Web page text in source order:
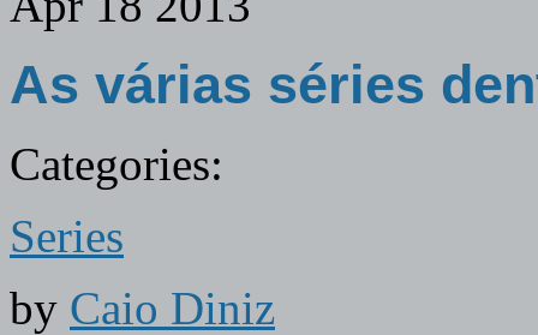
As várias séries
Categories:
Series
by Caio Diniz